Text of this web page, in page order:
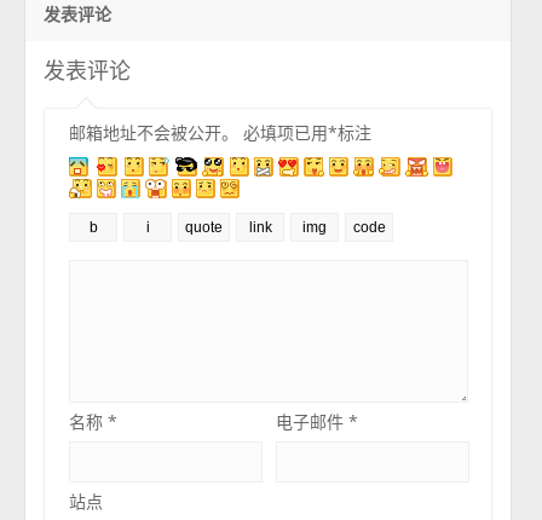
发表评论
发表评论
邮箱地址不会被公开。 必填项已用*标注
名称* 电子邮件*
站点